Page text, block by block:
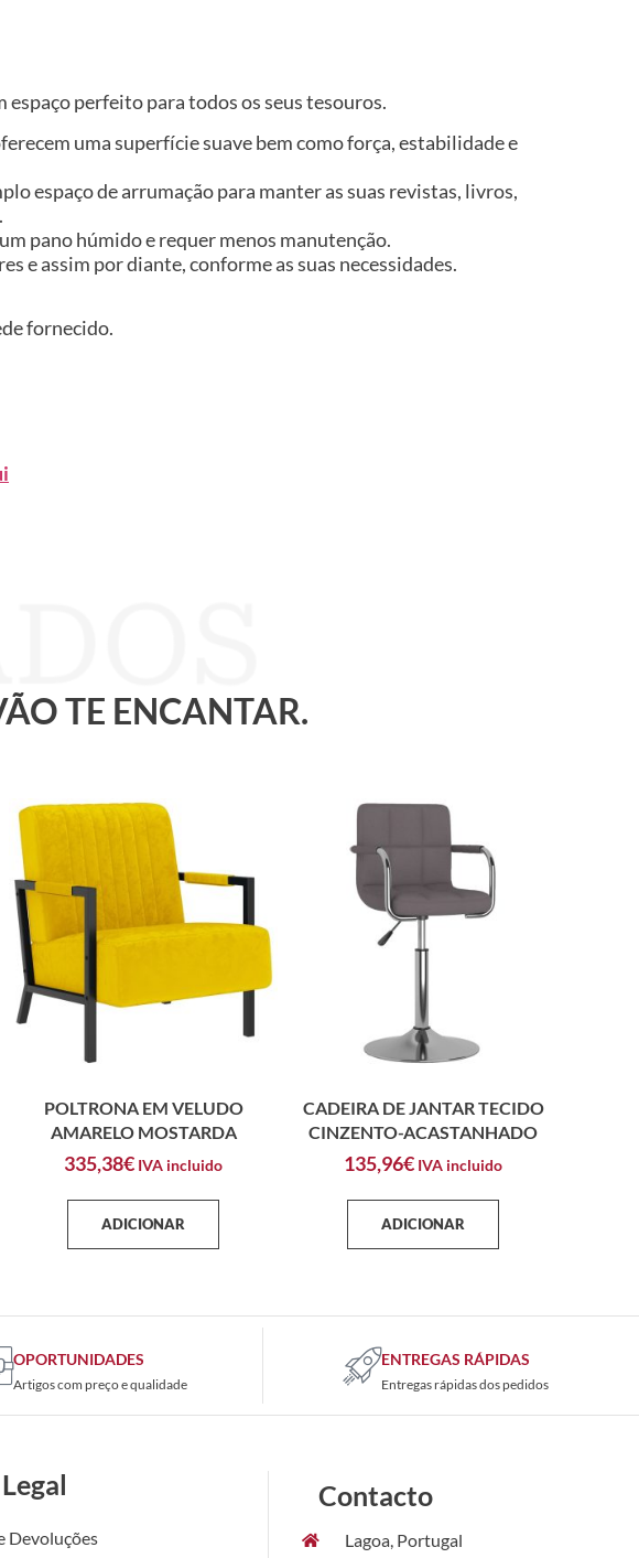
espaço perfeito para todos os seus tesouros.
uma superfície suave bem como força, estabilidade e
espaço de arrumação para manter as suas revistas, livros,
pano húmido e requer menos manutenção.
e assim por diante, conforme as suas necessidades.
fornecido.
TE ENCANTAR.
POLTRONA EM VELUDO
AMARELO MOSTARDA
335,38€ IVA incluido
ADICIONAR
CADEIRA DE JANTAR TECIDO
CINZENTO-ACASTANHADO
135,96€ IVA incluido
ADICIONAR
OPORTUNIDADES
Artigos com preço e qualidade
ENTREGAS RÁPIDAS
Entregas rápidas dos pedidos
Devoluções
Contacto
Lagoa, Portugal